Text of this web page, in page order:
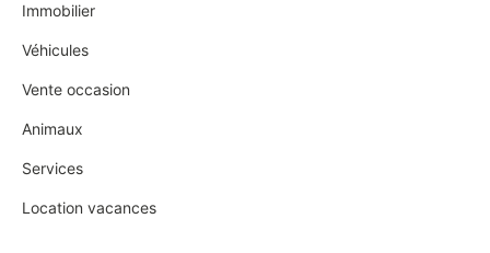
Immobilier
Véhicules
Vente occasion
Animaux
Services
Location vacances